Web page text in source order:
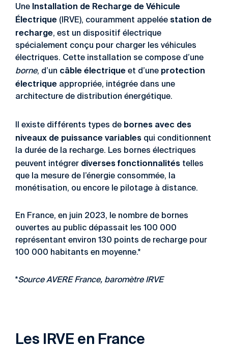
Une Installation de Recharge de Véhicule
Électrique (IRVE), couramment appelée station de
recharge, est un dispositif électrique
spécialement conçu pour charger les véhicules
électriques. Cette installation se compose d’une
borne, d’un câble électrique et d’une protection
électrique appropriée, intégrée dans une
architecture de distribution énergétique.
Il existe différents types de bornes avec des
niveaux de puissance variables qui conditionnent
la durée de la recharge. Les bornes électriques
peuvent intégrer diverses fonctionnalités telles
que la mesure de l’énergie consommée, la
monétisation, ou encore le pilotage à distance.
En France, en juin 2023, le nombre de bornes
ouvertes au public dépassait les 100 000
représentant environ 130 points de recharge pour
100 000 habitants en moyenne.*
*Source AVERE France, baromètre IRVE
Les IRVE en France